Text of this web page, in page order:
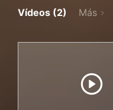
Vídeos (2) Más